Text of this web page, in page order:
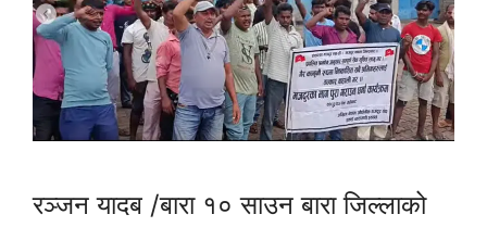
रञ्जन यादब /बारा १० साउन बारा जिल्लाको